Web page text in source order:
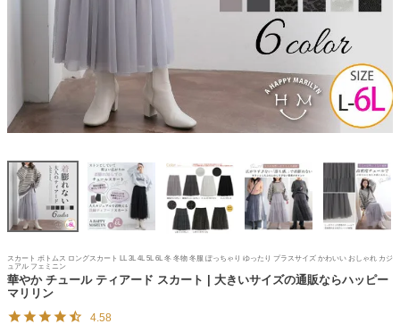
スカート ボトムス ロングスカート LL 3L 4L 5L 6L 冬 冬物 冬服 ぽっちゃり ゆったり プラスサイズ かわいい おしゃれ カジ
ュアル フェミニン
華やか チュール ティアード スカート | 大きいサイズの通販ならハッピー
マリリン
4.58